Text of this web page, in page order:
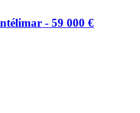
- 59 000 €